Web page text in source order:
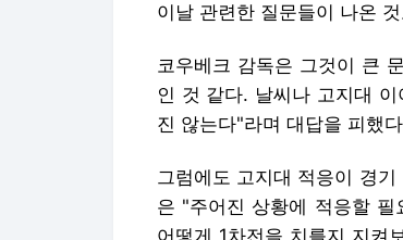
이날 관련한 질문들이 나온
코우베크 감독은 그것이 큰
인 것 같다. 날씨나 고지대
진 않는다"라며 대답을 피했
그럼에도 고지대 적응이 경
은 "주어진 상황에 적응할
어떻게 1차전을 치를지 지켜